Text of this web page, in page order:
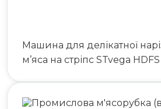
Машина для делікатної
м’яса на стріпс STvega